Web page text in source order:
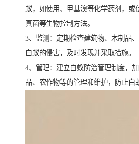
蚁，如使用、甲基溴等化学药剂，或
真菌等生物控制方法。
3、监测：定期检查建筑物、木制品
白蚁的侵害，及时发现并采取措施。
4、管理：建立白蚁防治管理制度，
品、农作物等的管理和维护，防止白